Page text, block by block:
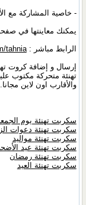
- خاصية المشاركة مع
يمكنك معاينتها في
الرابط مباشر :tahnia
إرسال و إضافة كروت
تهنئة متحركة مكتوب
والأقارب اون لاين مجانا.
سكربت تهنئة يوم
سكربت تهنئة دعوات
سكربت تهنئة مواليد
سكربت تهنئة عيد
سكربت تهنئة رمضان
سكربت تهنئة العيد